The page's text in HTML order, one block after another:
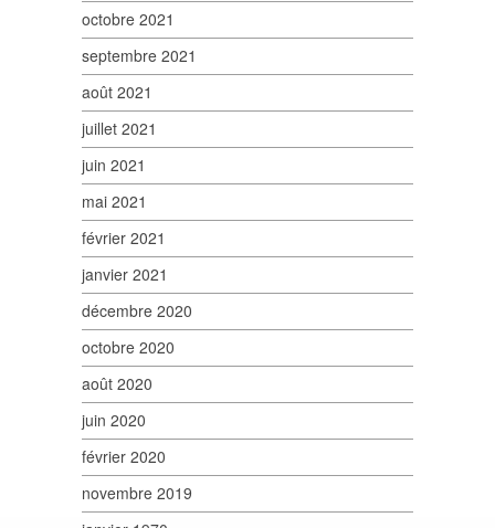
octobre 2021
septembre 2021
août 2021
juillet 2021
juin 2021
mai 2021
février 2021
janvier 2021
décembre 2020
octobre 2020
août 2020
juin 2020
février 2020
novembre 2019